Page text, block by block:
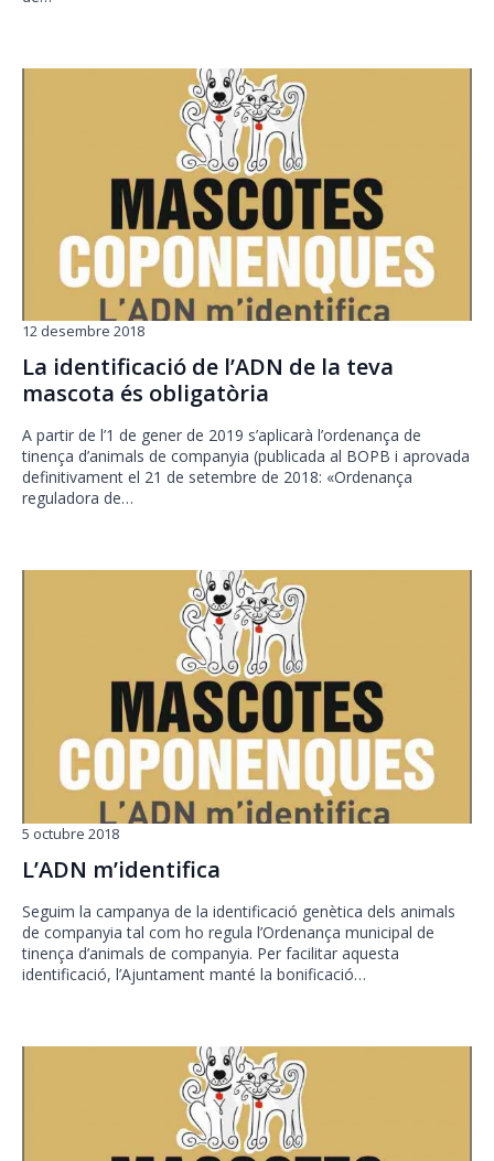
La identificació de l’ADN de la teva
mascota és obligatòria
12 desembre 2018
A partir de l’1 de gener de 2019 s’aplicarà l’ordenança de
tinença d’animals de companyia (publicada al BOPB i aprovada
definitivament el 21 de setembre de 2018: «Ordenança
reguladora de…
L’ADN m’identifica
5 octubre 2018
Seguim la campanya de la identificació genètica dels animals
de companyia tal com ho regula l’Ordenança municipal de
tinença d’animals de companyia. Per facilitar aquesta
identificació, l’Ajuntament manté la bonificació…